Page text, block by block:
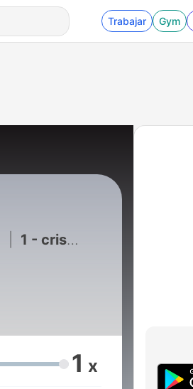
Trabajar Gym
1 - cristiqno
1 x